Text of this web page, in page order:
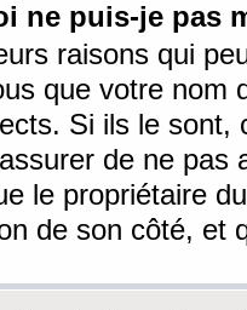
ne puis-je pas
raisons qui
que votre nom
Si ils le sont,
de ne pas
le propriétaire
de son côté, et